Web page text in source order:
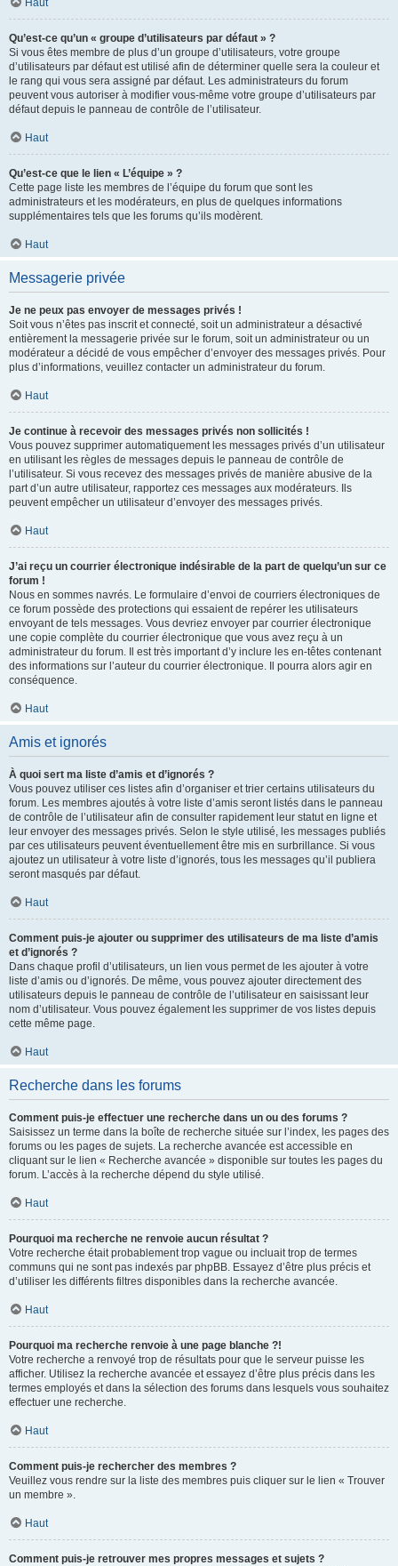
Haut
Qu’est-ce qu’un « groupe d’utilisateurs par défaut » ?
Si vous êtes membre de plus d’un groupe d’utilisateurs, votre groupe
d’utilisateurs par défaut est utilisé afin de déterminer quelle sera la couleur et
le rang qui vous sera assigné par défaut. Les administrateurs du forum
peuvent vous autoriser à modifier vous-même votre groupe d’utilisateurs par
défaut depuis le panneau de contrôle de l’utilisateur.
Haut
Qu’est-ce que le lien « L’équipe » ?
Cette page liste les membres de l’équipe du forum que sont les
administrateurs et les modérateurs, en plus de quelques informations
supplémentaires tels que les forums qu’ils modèrent.
Haut
Messagerie privée
Je ne peux pas envoyer de messages privés !
Soit vous n’êtes pas inscrit et connecté, soit un administrateur a désactivé
entièrement la messagerie privée sur le forum, soit un administrateur ou un
modérateur a décidé de vous empêcher d’envoyer des messages privés. Pour
plus d’informations, veuillez contacter un administrateur du forum.
Haut
Je continue à recevoir des messages privés non sollicités !
Vous pouvez supprimer automatiquement les messages privés d’un utilisateur
en utilisant les règles de messages depuis le panneau de contrôle de
l’utilisateur. Si vous recevez des messages privés de manière abusive de la
part d’un autre utilisateur, rapportez ces messages aux modérateurs. Ils
peuvent empêcher un utilisateur d’envoyer des messages privés.
Haut
J’ai reçu un courrier électronique indésirable de la part de quelqu’un sur ce
forum !
Nous en sommes navrés. Le formulaire d’envoi de courriers électroniques de
ce forum possède des protections qui essaient de repérer les utilisateurs
envoyant de tels messages. Vous devriez envoyer par courrier électronique
une copie complète du courrier électronique que vous avez reçu à un
administrateur du forum. Il est très important d’y inclure les en-têtes contenant
des informations sur l’auteur du courrier électronique. Il pourra alors agir en
conséquence.
Haut
Amis et ignorés
À quoi sert ma liste d’amis et d’ignorés ?
Vous pouvez utiliser ces listes afin d’organiser et trier certains utilisateurs du
forum. Les membres ajoutés à votre liste d’amis seront listés dans le panneau
de contrôle de l’utilisateur afin de consulter rapidement leur statut en ligne et
leur envoyer des messages privés. Selon le style utilisé, les messages publiés
par ces utilisateurs peuvent éventuellement être mis en surbrillance. Si vous
ajoutez un utilisateur à votre liste d’ignorés, tous les messages qu’il publiera
seront masqués par défaut.
Haut
Comment puis-je ajouter ou supprimer des utilisateurs de ma liste d’amis
et d’ignorés ?
Dans chaque profil d’utilisateurs, un lien vous permet de les ajouter à votre
liste d’amis ou d’ignorés. De même, vous pouvez ajouter directement des
utilisateurs depuis le panneau de contrôle de l’utilisateur en saisissant leur
nom d’utilisateur. Vous pouvez également les supprimer de vos listes depuis
cette même page.
Haut
Recherche dans les forums
Comment puis-je effectuer une recherche dans un ou des forums ?
Saisissez un terme dans la boîte de recherche située sur l’index, les pages des
forums ou les pages de sujets. La recherche avancée est accessible en
cliquant sur le lien « Recherche avancée » disponible sur toutes les pages du
forum. L’accès à la recherche dépend du style utilisé.
Haut
Pourquoi ma recherche ne renvoie aucun résultat ?
Votre recherche était probablement trop vague ou incluait trop de termes
communs qui ne sont pas indexés par phpBB. Essayez d’être plus précis et
d’utiliser les différents filtres disponibles dans la recherche avancée.
Haut
Pourquoi ma recherche renvoie à une page blanche ?!
Votre recherche a renvoyé trop de résultats pour que le serveur puisse les
afficher. Utilisez la recherche avancée et essayez d’être plus précis dans les
termes employés et dans la sélection des forums dans lesquels vous souhaitez
effectuer une recherche.
Haut
Comment puis-je rechercher des membres ?
Veuillez vous rendre sur la liste des membres puis cliquer sur le lien « Trouver
un membre ».
Haut
Comment puis-je retrouver mes propres messages et sujets ?